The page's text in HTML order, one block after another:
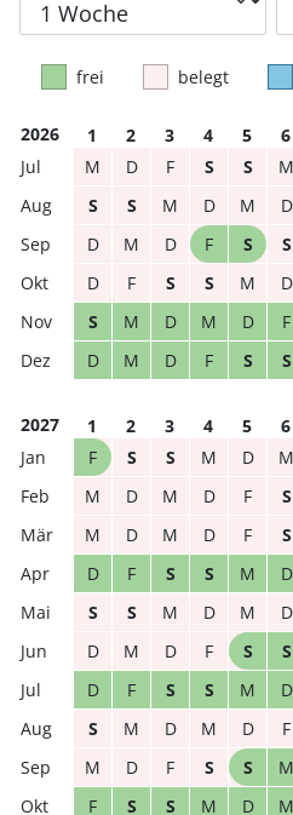
frei belegt
2026 1 2 3 4 5 6
M
D F S S M
S
S M D M D
D
M D F S S
D
F S S M D
S
M D M D F
D
M D F S S
2027 1 2 3 4 5 6
F
S S M D M
M
D M D F S
M
D M D F S
D
F S S M D
S
S M D M D
D
M D F S S
D
F S S M D
S
M D M D F
M
D F S S M
F
S S M D M